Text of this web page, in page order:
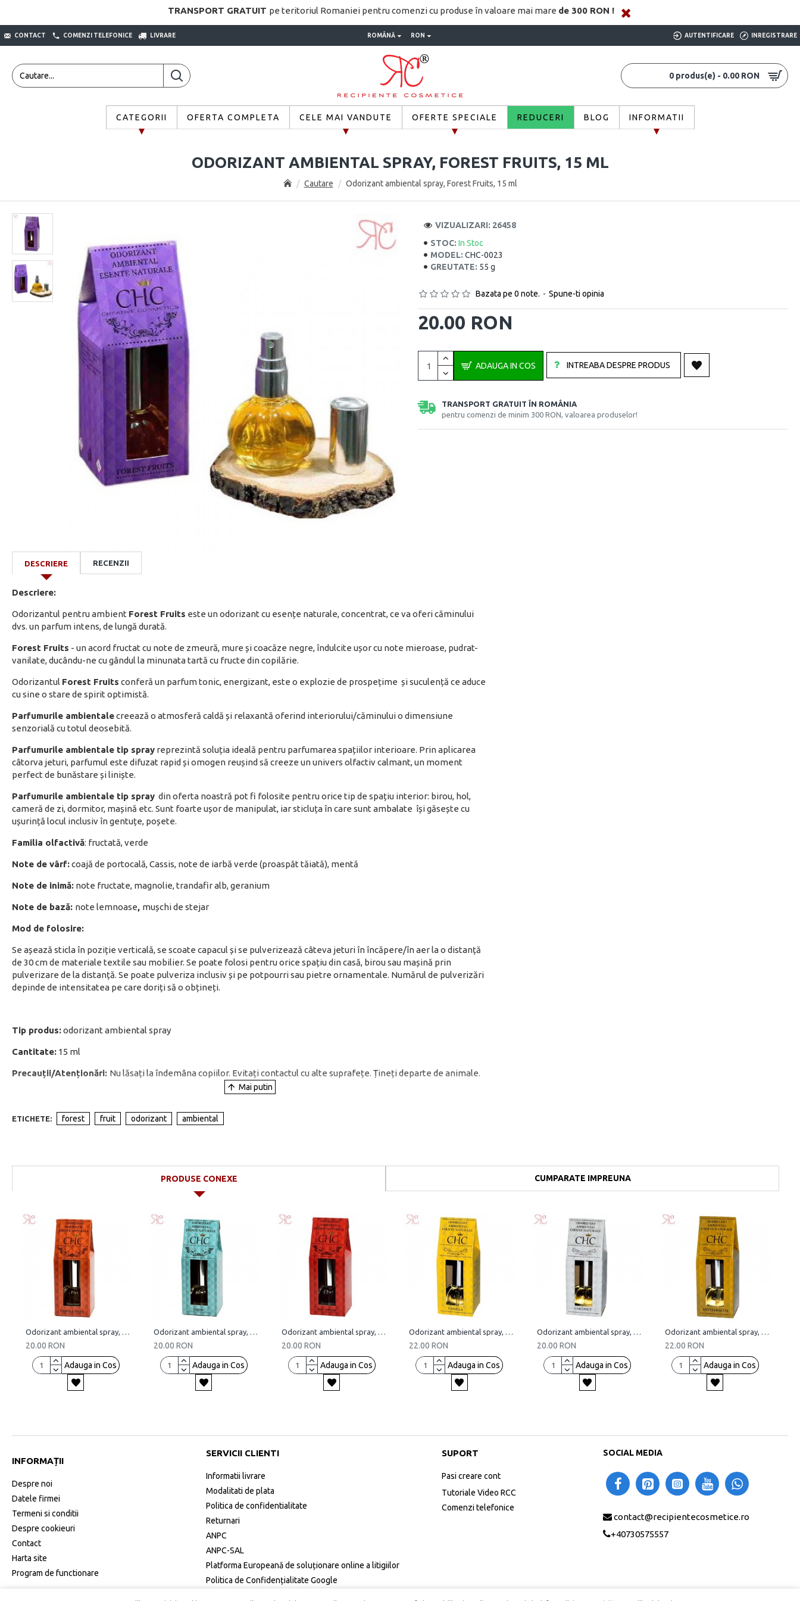
TRANSPORT GRATUIT pe teritoriul Romaniei pentru comenzi cu produse în valoare mai mare de 300 RON !
CONTACT COMENZI TELEFONICE LIVRARE ROMÂNĂ RON AUTENTIFICARE INREGISTRARE
0 produs(e) - 0.00 RON
CATEGORII OFERTA COMPLETA CELE MAI VANDUTE OFERTE SPECIALE REDUCERI BLOG INFORMATII
Cautare Odorizant ambiental spray, Forest Fruits, 15 ml
ODORIZANT AMBIENTAL SPRAY, FOREST FRUITS, 15 ML
STOC: In Stoc
MODEL: CHC-0023
GREUTATE: 55 g
VIZUALIZARI: 26458
Bazata pe 0 note. - Spune-ti opinia
20.00 RON
ADAUGA IN COS INTREABA DESPRE PRODUS
TRANSPORT GRATUIT ÎN ROMÂNIA
pentru comenzi de minim 300 RON, valoarea produselor!
DESCRIERE RECENZII
Descriere:
Odorizantul pentru ambient Forest Fruits este un odorizant cu esențe naturale, concentrat, ce va oferi căminului
dvs. un parfum intens, de lungă durată.
Forest Fruits - un acord fructat cu note de zmeură, mure și coacăze negre, îndulcite ușor cu note mieroase, pudrat-
vanilate, ducându-ne cu gândul la minunata tartă cu fructe din copilărie.
Odorizantul Forest Fruits conferă un parfum tonic, energizant, este o explozie de prospețime și suculență ce aduce
cu sine o stare de spirit optimistă.
Parfumurile ambientalecreează o atmosferă caldă și relaxantă oferind interiorului/căminului o dimensiune
senzorială cu totul deosebită.
Parfumurile ambientale tip spray reprezintă soluția ideală pentru parfumarea spațiilor interioare. Prin aplicarea
câtorva jeturi, parfumul este difuzat rapid și omogen reușind să creeze un univers olfactiv calmant, un moment
perfect de bunăstare și liniște.
Parfumurile ambientale tip spray din oferta noastră pot fi folosite pentru orice tip de spațiu interior: birou, hol,
cameră de zi, dormitor, mașină etc. Sunt foarte ușor de manipulat, iar sticluța în care sunt ambalate își găsește cu
ușurință locul inclusiv în gentuțe, poșete.
Familia olfactivă: fructată, verde
Note de vârf:coajă de portocală, Cassis, note de iarbă verde (proaspăt tăiată), mentă
Note de inimă: note fructate, magnolie, trandafir alb, geranium
Note de bază: note lemnoase, mușchi de stejar
Mod de folosire:
Se așează sticla în poziție verticală, se scoate capacul și se pulverizează câteva jeturi în încăpere/în aer la o distanță
de 30 cm de materiale textile sau mobilier. Se poate folosi pentru orice spațiu din casă, birou sau mașină prin
pulverizare de la distanță. Se poate pulveriza inclusiv și pe potpourri sau pietre ornamentale. Numărul de pulverizări
depinde de intensitatea pe care doriți să o obțineți.
Tip produs:odorizant ambiental spray
Cantitate: 15 ml
Precauții/Atenționări: Nu lăsați la îndemâna copiilor. Evitați contactul cu alte suprafețe. Țineți departe de animale.
ETICHETE: forest fruit odorizant ambiental
PRODUSE CONEXE CUMPARATE IMPREUNA
Odorizant ambiental spray, Amber & Musk, 15 ml
20.00 RON
Adauga in Cos
Odorizant ambiental spray, Fresh, 15 ml
20.00 RON
Adauga in Cos
Odorizant ambiental spray, Red Opium, 15 ml
20.00 RON
Adauga in Cos
Odorizant ambiental spray, Vanilla, 15 ml
22.00 RON
Adauga in Cos
Odorizant ambiental spray, Coconut, 15 ml
20.00 RON
Adauga in Cos
Odorizant ambiental spray, Antitabacco, 15 ml
22.00 RON
Adauga in Cos
INFORMAȚII
Despre noi
Datele firmei
Termeni si conditii
Despre cookieuri
Contact
Harta site
Program de functionare
SERVICII CLIENTI
Informatii livrare
Modalitati de plata
Politica de confidentialitate
Returnari
ANPC
ANPC-SAL
Platforma Europeană de soluționare online a litigiilor
Politica de Confidențialitate Google
SUPORT
Pasi creare cont
Tutoriale Video RCC
Comenzi telefonice
SOCIAL MEDIA
contact@recipientecosmetice.ro
+40730575557